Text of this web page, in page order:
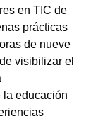
en TIC de
prácticas
de nueve
visibilizar el
la educación